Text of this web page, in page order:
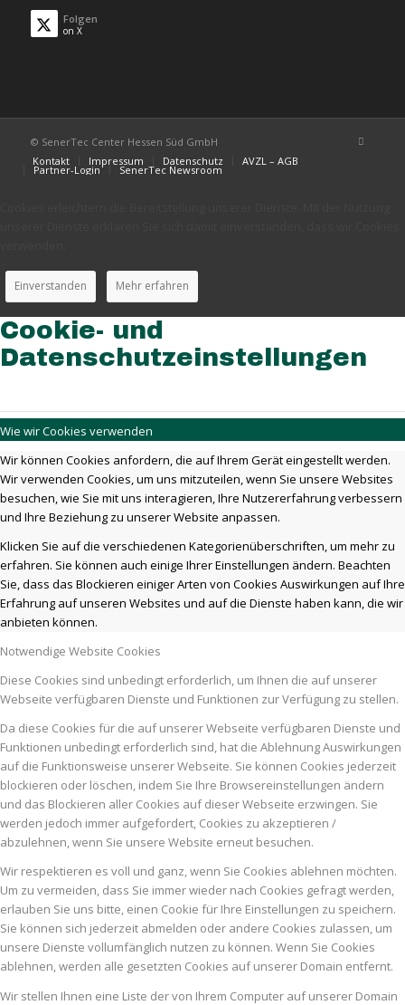
Folgen
on X
© SenerTec Center Hessen Süd GmbH
Kontakt
Impressum Datenschutz AVZL – AGB
Partner-Login SenerTec Newsroom
Einverstanden Mehr erfahren
Cookie- und
Datenschutzeinstellungen
Wie wir Cookies verwenden
Wir können Cookies anfordern, die auf Ihrem Gerät eingestellt werden.
Wir verwenden Cookies, um uns mitzuteilen, wenn Sie unsere Websites
besuchen, wie Sie mit uns interagieren, Ihre Nutzererfahrung verbessern
und Ihre Beziehung zu unserer Website anpassen.
Klicken Sie auf die verschiedenen Kategorienüberschriften, um mehr zu
erfahren. Sie können auch einige Ihrer Einstellungen ändern. Beachten
Sie, dass das Blockieren einiger Arten von Cookies Auswirkungen auf Ihre
Erfahrung auf unseren Websites und auf die Dienste haben kann, die wir
anbieten können.
Notwendige Website Cookies
Diese Cookies sind unbedingt erforderlich, um Ihnen die auf unserer
Webseite verfügbaren Dienste und Funktionen zur Verfügung zu stellen.
Da diese Cookies für die auf unserer Webseite verfügbaren Dienste und
Funktionen unbedingt erforderlich sind, hat die Ablehnung Auswirkungen
auf die Funktionsweise unserer Webseite. Sie können Cookies jederzeit
blockieren oder löschen, indem Sie Ihre Browsereinstellungen ändern
und das Blockieren aller Cookies auf dieser Webseite erzwingen. Sie
werden jedoch immer aufgefordert, Cookies zu akzeptieren /
abzulehnen, wenn Sie unsere Website erneut besuchen.
Wir respektieren es voll und ganz, wenn Sie Cookies ablehnen möchten.
Um zu vermeiden, dass Sie immer wieder nach Cookies gefragt werden,
erlauben Sie uns bitte, einen Cookie für Ihre Einstellungen zu speichern.
Sie können sich jederzeit abmelden oder andere Cookies zulassen, um
unsere Dienste vollumfänglich nutzen zu können. Wenn Sie Cookies
ablehnen, werden alle gesetzten Cookies auf unserer Domain entfernt.
Wir stellen Ihnen eine Liste der von Ihrem Computer auf unserer Domain